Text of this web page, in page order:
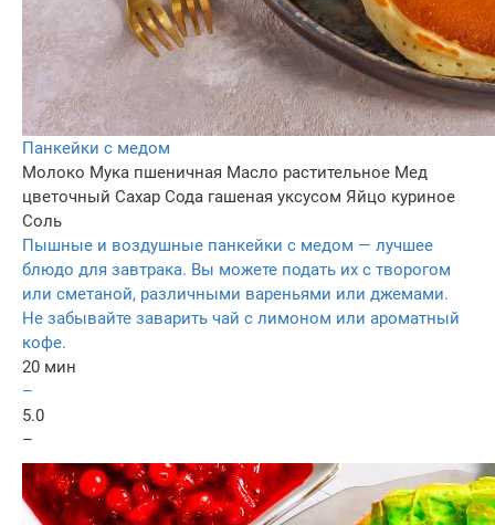
Панкейки с медом
Молоко Мука пшеничная Масло растительное Мед
цветочный Сахар Сода гашеная уксусом Яйцо куриное
Соль
Пышные и воздушные панкейки с медом — лучшее
блюдо для завтрака. Вы можете подать их с творогом
или сметаной, различными вареньями или джемами.
Не забывайте заварить чай с лимоном или ароматный
кофе.
20 мин
–
5.0
–